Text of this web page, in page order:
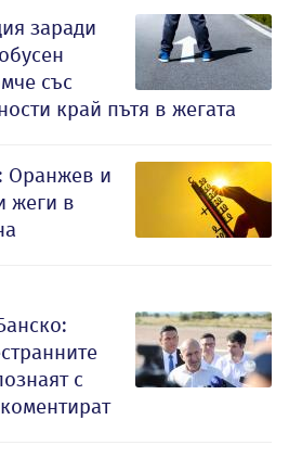
заради
със
край пътя в жегата
Оранжев и
жеги в
с